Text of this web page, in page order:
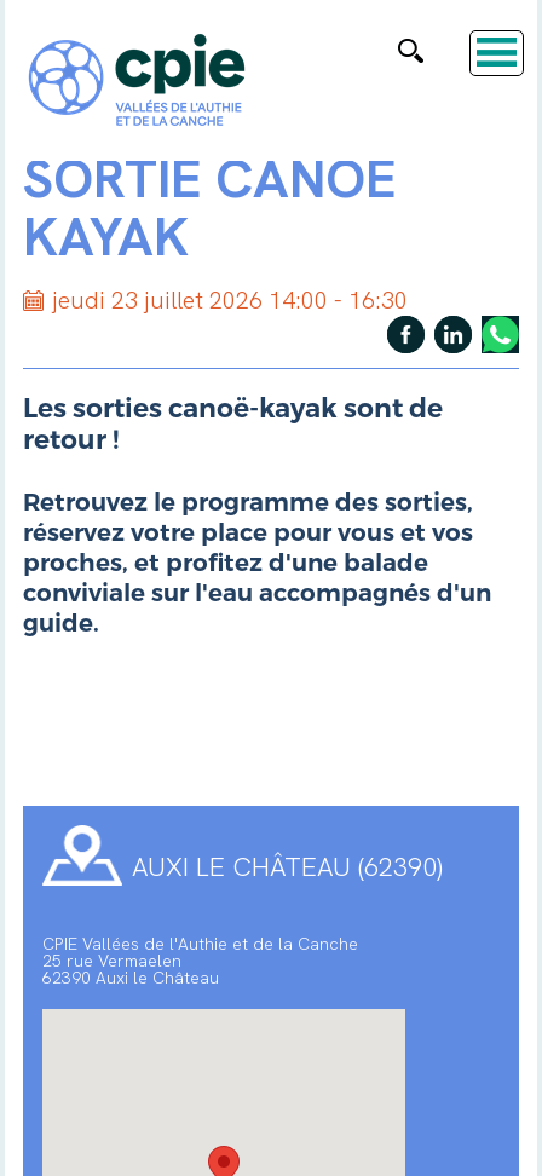
SORTIE CANOË
KAYAK
jeudi 23 juillet 2026 14:00 - 16:30
Les sorties canoë-kayak sont de
retour !
Retrouvez le programme des sorties,
réservez votre place pour vous et vos
proches, et profitez d'une balade
conviviale sur l'eau accompagnés d'un
guide.
AUXI LE CHÂTEAU (62390)
CPIE Vallées de l'Authie et de la Canche
25 rue Vermaelen
62390 Auxi le Château